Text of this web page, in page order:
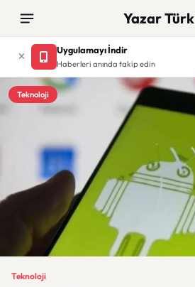
Yazar Türk
Uygulamayı İndir
Haberleri anında takip edin
Teknoloji
Teknoloji